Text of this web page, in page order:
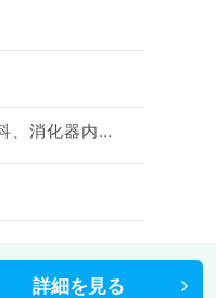
神経内科、心療内科、一般内科、循環器内科、呼吸器内科、消化器内科、内分泌・代謝内科、腎臓内科、老年内科、膠原病科
詳細を 見る